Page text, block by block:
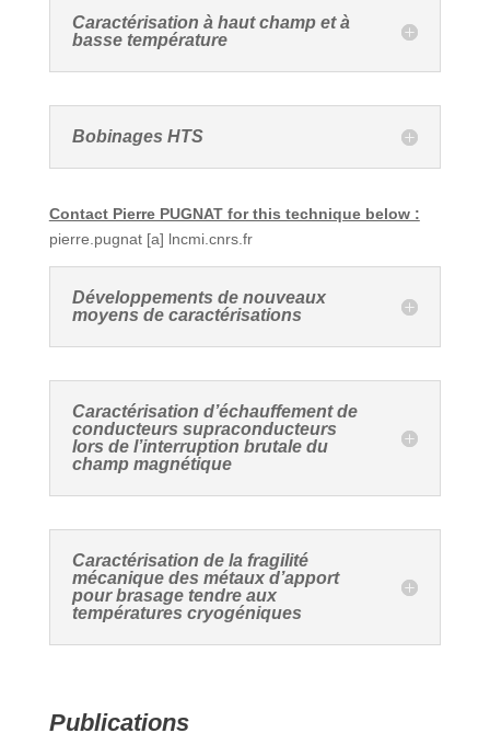
Caractérisation à haut champ et à
basse température
Bobinages HTS
Contact Pierre PUGNAT for this technique below :
pierre.pugnat[a] lncmi.cnrs.fr
Développements de nouveaux
moyens de caractérisations
Caractérisation d’échauffement de
conducteurs supraconducteurs
lors de l’interruption brutale du
champ magnétique
Caractérisation de la fragilité
mécanique des métaux d’apport
pour brasage tendre aux
températures cryogéniques
Publications